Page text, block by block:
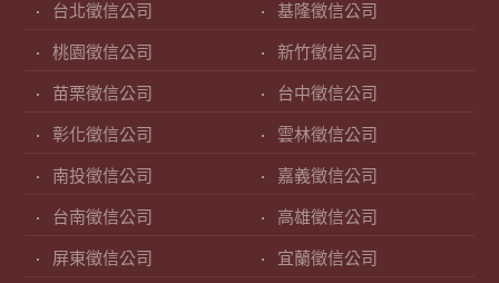
台北徵信公司 基隆徵信公司
桃園徵信公司 新竹徵信公司
苗栗徵信公司 台中徵信公司
彰化徵信公司 雲林徵信公司
南投徵信公司 嘉義徵信公司
台南徵信公司 高雄徵信公司
屏東徵信公司 宜蘭徵信公司